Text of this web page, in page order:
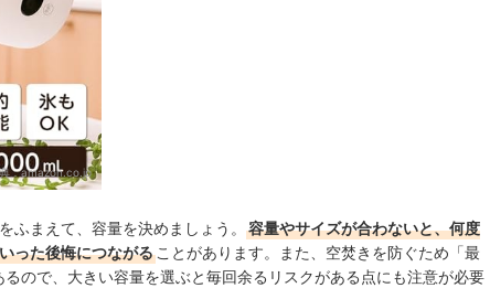
：amazon.co.jp
ふまえて、容量を決めましょう。
容量やサイズが合わないと、何度
った後悔につながることがあります。また、空焚きを防ぐため「最
ので、大きい容量を選ぶと毎回余るリスクがある点にも注意が必要